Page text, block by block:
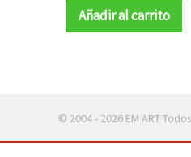
Añadir al carrito
© 2004 - 2026 EM ART